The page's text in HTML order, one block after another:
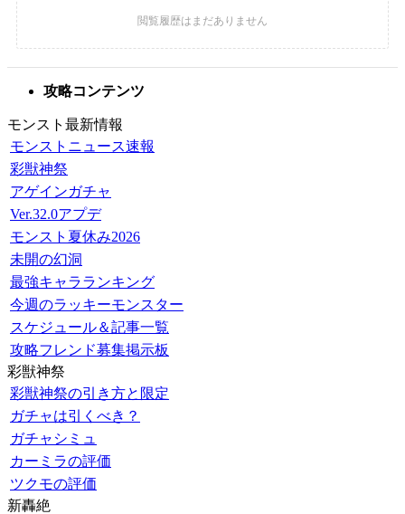
攻略コンテンツ
モンスト最新情報
モンストニュース速報
彩獣神祭
アゲインガチャ
Ver.32.0アプデ
モンスト夏休み2026
未開の幻洞
最強キャラランキング
今週のラッキーモンスター
スケジュール＆記事一覧
攻略フレンド募集掲示板
彩獣神祭
彩獣神祭の引き方と限定
ガチャは引くべき？
ガチャシミュ
カーミラの評価
ツクモの評価
新轟絶